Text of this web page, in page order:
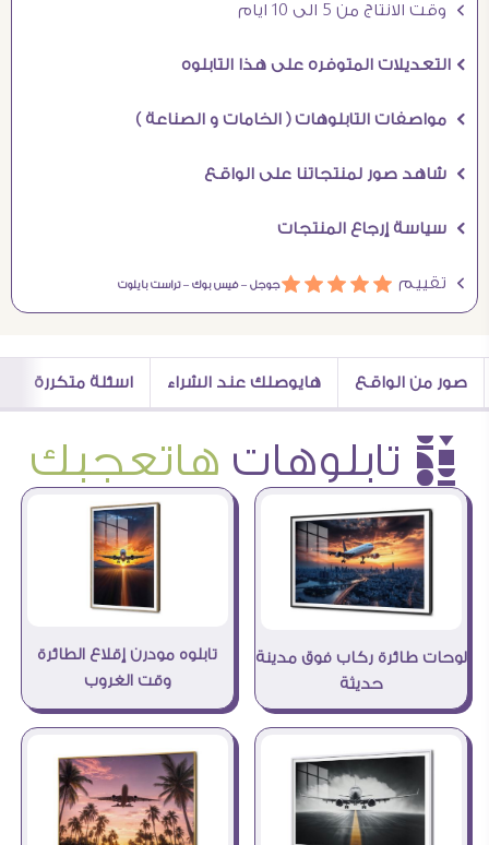
Ö وقت الانتاج من 5 الى 10 ايام
Ö التعديلات المتوفره على هذا التابلوه
Ö مواصفات التابلوهات ( الخامات و الصناعة )
Ö شاهد صور لمنتجاتنا على الواقع
Ö سياسة إرجاع المنتجات
Ö تقييم áááááجوجل –فيس بوك –تراست بايلوت
صور من الواقع هايوصلك عند الشراء اسئلة متكررة
è تابلوهات هاتعجبك
لوحات طائرة ركاب فوق مدينة
حديثة
تابلوه مودرن إقلاع الطائرة
وقت الغروب